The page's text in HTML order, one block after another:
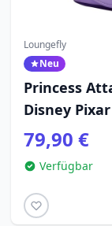
Loungefly
Neu
Princess
Disney
Bug's Life
79,90 €
Verfügbar